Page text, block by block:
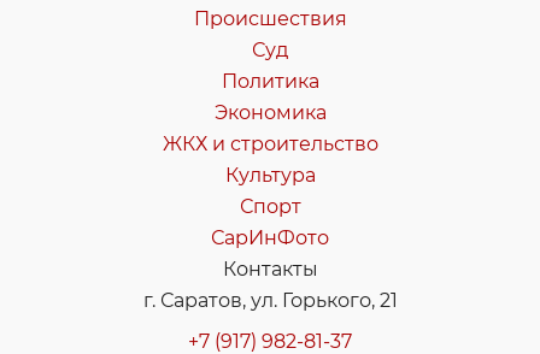
Происшествия
Суд
Политика
Экономика
ЖКХ и строительство
Культура
Спорт
СарИнФото
Контакты
г. Саратов, ул. Горького, 21
+7 (917) 982-81-37